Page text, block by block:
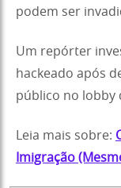
podem ser
Um repórter
hackeado após
público no lobby
Leia mais sobre:
Imigração